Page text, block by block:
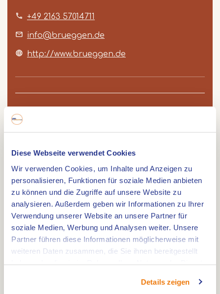
Diese Webseite verwendet Cookies
Wir verwenden Cookies, um Inhalte und Anzeigen zu
personalisieren, Funktionen für soziale Medien anbieten
zu können und die Zugriffe auf unsere Website zu
analysieren. Außerdem geben wir Informationen zu Ihrer
Verwendung unserer Website an unsere Partner für
soziale Medien, Werbung und Analysen weiter. Unsere
Partner führen diese Informationen möglicherweise mit
weiteren Daten zusammen, die Sie ihnen bereitgestellt
haben oder die sie im Rahmen Ihrer Nutzung der Dienste
Details zeigen
+49 2163 57014711
info@brueggen.de
http://www.brueggen.de
Schone grenzuberschreitende Radtour durch das
Gebiet Maas-Schwalm-Nette.
Die Gemeinde Brüggen liegt direkt an der Grenze
zu Deutschland inmitten des Naturparks Maas-
Schwalm-Nette. Im Zentrum von Brüggen befindet
sich das Schloss von 1289, in dem das Menschen-
und Jagdmuseum, die Touristinformation und eine
befindet sich auch eine Wassermühle, die im